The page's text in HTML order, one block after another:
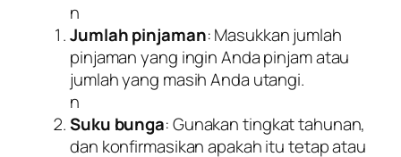
n
Jumlah pinjaman: Masukkan jumlah
pinjaman yang ingin Anda pinjam atau
jumlah yang masih Anda utangi.
n
Suku bunga: Gunakan tingkat tahunan,
dan konfirmasikan apakah itu tetap atau